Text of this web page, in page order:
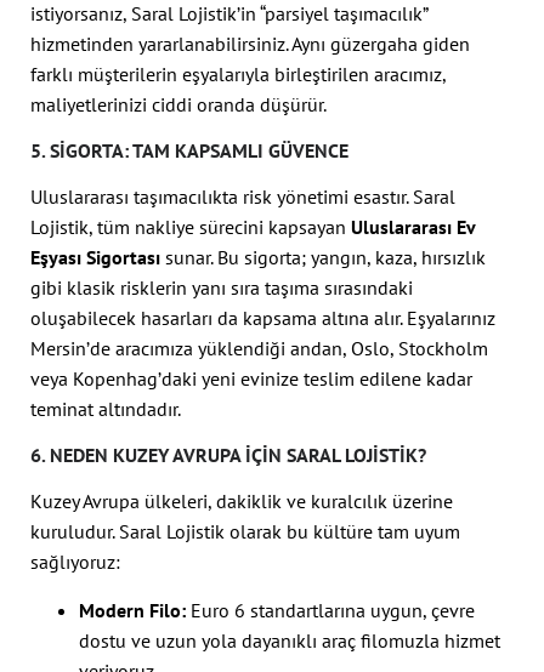
istiyorsanız, Saral Lojistik’in “parsiyel taşımacılık”
hizmetinden yararlanabilirsiniz. Aynı güzergaha giden
farklı müşterilerin eşyalarıyla birleştirilen aracımız,
maliyetlerinizi ciddi oranda düşürür.
5. SIGORTA: TAM KAPSAMLI GÜVENCE
Uluslararası taşımacılıkta risk yönetimi esastır. Saral
Lojistik, tüm nakliye sürecini kapsayan Uluslararası Ev
Eşyası Sigortası sunar. Bu sigorta; yangın, kaza, hırsızlık
gibi klasik risklerin yanı sıra taşıma sırasındaki
oluşabilecek hasarları da kapsama altına alır. Eşyalarınız
Mersin’de aracımıza yüklendiği andan, Oslo, Stockholm
veya Kopenhag’daki yeni evinize teslim edilene kadar
teminat altındadır.
6. NEDEN KUZEY AVRUPA İÇIN SARAL LOJISTIK?
Kuzey Avrupa ülkeleri, dakiklik ve kuralcılık üzerine
kuruludur. Saral Lojistik olarak bu kültüre tam uyum
sağlıyoruz:
Modern Filo: Euro 6 standartlarına uygun, çevre
dostu ve uzun yola dayanıklı araç filomuzla hizmet